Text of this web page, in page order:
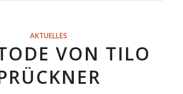
AKTUELLES
VON TILO